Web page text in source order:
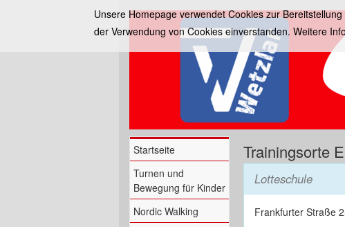
Unsere Homepage verwendet Cookies zur
der Verwendung von Cookies einverstanden. Weitere
Startseite
Turnen und
Bewegung für Kinder
Nordic Walking
Trainingsorte
Lotteschule
Frankfurter Straße